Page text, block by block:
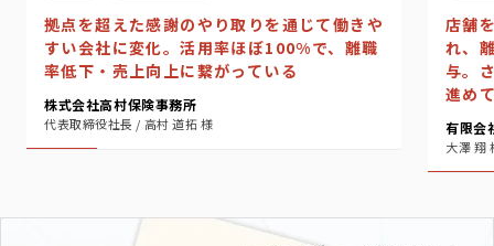
拠点を超えた感謝のやり取りを通じて働きや
すい会社に変化。活用率ほぼ100%で、離職
率低下・売上向上に繋がっている
株式会社高村保険事務所
代表取締役社長 / 高村 道拓 様
店舗
れ、
与。
進め
有限会
大澤 翔